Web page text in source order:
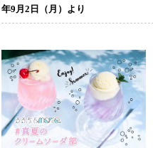
年9月2日（月）より